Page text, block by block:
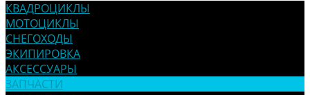
КВАДРОЦИКЛЫ
МОТОЦИКЛЫ
СНЕГОХОДЫ
ЭКИПИРОВКА
АКСЕССУАРЫ
ЗАПЧАСТИ